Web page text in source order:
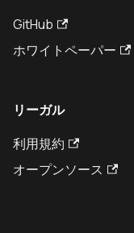
GitHub
ホワイトペーパー
リーガル
利用規約
オープンソース